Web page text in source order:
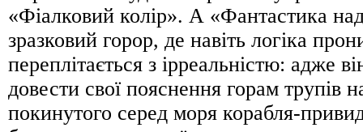
«Фіалковий колір». А «Фантастика
зразковий горор, де навіть логіка
переплітається з ірреальністю: адже
довести свої пояснення горам трупів
покинутого серед моря корабля-